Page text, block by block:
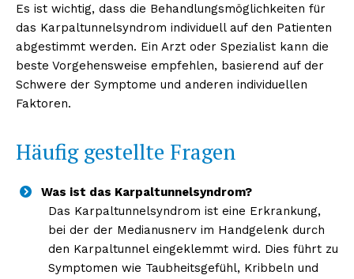
Es ist wichtig, dass die Behandlungsmöglichkeiten für
das Karpaltunnelsyndrom individuell auf den Patienten
abgestimmt werden. Ein Arzt oder Spezialist kann die
beste Vorgehensweise empfehlen, basierend auf der
Schwere der Symptome und anderen individuellen
Faktoren.
Häufig gestellte Fragen
Was ist das Karpaltunnelsyndrom?
Das Karpaltunnelsyndrom ist eine Erkrankung,
bei der der Medianusnerv im Handgelenk durch
den Karpaltunnel eingeklemmt wird. Dies führt zu
Symptomen wie Taubheitsgefühl, Kribbeln und